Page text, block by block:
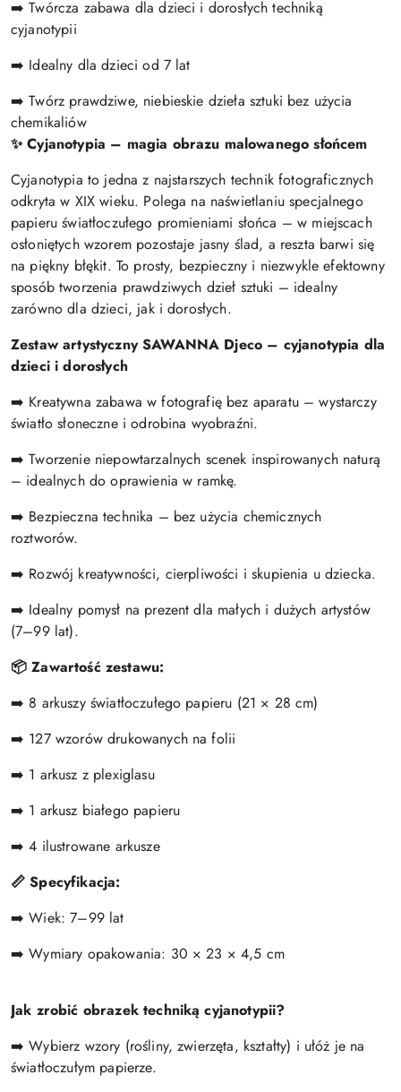
➡️ Twórcza zabawa dla dzieci i dorosłych techniką
cyjanotypii
➡️ Idealny dla dzieci od 7 lat
➡️ Twórz prawdziwe, niebieskie dzieła sztuki bez użycia
chemikaliów
✨ Cyjanotypia – magia obrazu malowanego słońcem
Cyjanotypia to jedna z najstarszych technik fotograficznych
odkryta w XIX wieku. Polega na naświetlaniu specjalnego
papieru światłoczułego promieniami słońca – w miejscach
osłoniętych wzorem pozostaje jasny ślad, a reszta barwi się
na piękny błękit. To prosty, bezpieczny i niezwykle efektowny
sposób tworzenia prawdziwych dzieł sztuki – idealny
zarówno dla dzieci, jak i dorosłych.
Zestaw artystyczny SAWANNA Djeco – cyjanotypia dla
dzieci i dorosłych
➡️ Kreatywna zabawa w fotografię bez aparatu – wystarczy
światło słoneczne i odrobina wyobraźni.
➡️ Tworzenie niepowtarzalnych scenek inspirowanych naturą
– idealnych do oprawienia w ramkę.
➡️ Bezpieczna technika – bez użycia chemicznych
roztworów.
➡️ Rozwój kreatywności, cierpliwości i skupienia u dziecka.
➡️ Idealny pomysł na prezent dla małych i dużych artystów
(7–99 lat).
📦 Zawartość zestawu:
➡️ 8 arkuszy światłoczułego papieru (21 × 28 cm)
➡️ 127 wzorów drukowanych na folii
➡️ 1 arkusz z plexiglasu
➡️ 1 arkusz białego papieru
➡️ 4 ilustrowane arkusze
📏 Specyfikacja:
➡️ Wiek: 7–99 lat
➡️ Wymiary opakowania: 30 × 23 × 4,5 cm
Jak zrobić obrazek techniką cyjanotypii?
➡️ Wybierz wzory (rośliny, zwierzęta, kształty) i ułóż je na
światłoczułym papierze.